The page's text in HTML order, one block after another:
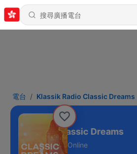
電台 Klassik Radio Classic Dreams
Radio Classic Dreams
Online